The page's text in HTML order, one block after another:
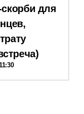
для